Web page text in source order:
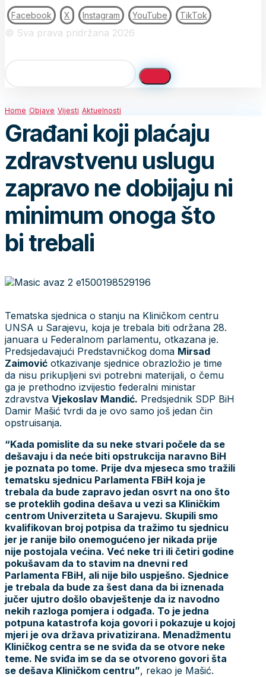
Facebook X Instagram YouTube TikTok
© Sva prava pridržana 2026
Home Objave Vijesti Aktuelnosti
Građani koji plaćaju
zdravstvenu uslugu
zapravo ne dobijaju ni
minimum onoga što
bi trebali
Tematska sjednica o stanju na Kliničkom centru
UNSA u Sarajevu, koja je trebala biti održana 28.
januara u Federalnom parlamentu, otkazana je.
Predsjedavajući Predstavničkog doma Mirsad
Zaimović otkazivanje sjednice obrazložio je time
da nisu prikupljeni svi potrebni materijali, o čemu
ga je prethodno izvijestio federalni ministar
zdravstva Vjekoslav Mandić. Predsjednik SDP BiH
Damir Mašić tvrdi da je ovo samo još jedan čin
opstruisanja.
“Kada pomislite da su neke stvari počele da se
dešavaju i da neće biti opstrukcija naravno BiH
je poznata po tome. Prije dva mjeseca smo tražili
tematsku sjednicu Parlamenta FBiH koja je
trebala da bude zapravo jedan osvrt na ono što
se proteklih godina dešava u vezi sa Kliničkim
centrom Univerziteta u Sarajevu. Skupili smo
kvalifikovan broj potpisa da tražimo tu sjednicu
jer je ranije bilo onemogućeno jer nikada prije
nije postojala većina. Već neke tri ili četiri godine
pokušavam da to stavim na dnevni red
Parlamenta FBiH, ali nije bilo uspješno. Sjednice
je trebala da bude za šest dana da bi iznenada
jučer ujutro došlo obavještenje da iz navodno
nekih razloga pomjera i odgađa. To je jedna
potpuna katastrofa koja govori i pokazuje u kojoj
mjeri je ova država privatizirana. Menadžmentu
Kliničkog centra se ne sviđa da se otvore neke
teme. Ne sviđa im se da se otvoreno govori šta
se dešava Kliničkom centru”, rekao je Mašić.